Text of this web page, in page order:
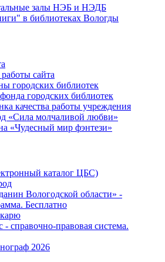
залы НЭБ и НЭДБ
в библиотеках Вологды
сайта
городских библиотек
городских библиотек
качества работы учреждения
«Сила молчаливой любви»
«Чудесный мир фэнтези»
каталог ЦБС)
Вологодской области» -
Бесплатно
справочно-правовая система.
2026